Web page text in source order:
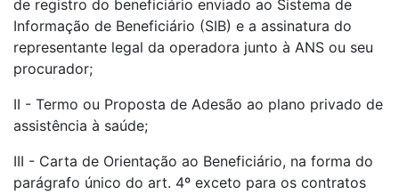
de registro do beneficiário enviado ao Sistema de
Informação de Beneficiário (SIB) e a assinatura do
representante legal da operadora junto à ANS ou seu
procurador;
II - Termo ou Proposta de Adesão ao plano privado de
assistência à saúde;
III - Carta de Orientação ao Beneficiário, na forma do
parágrafo único do art. 4º exceto para os contratos